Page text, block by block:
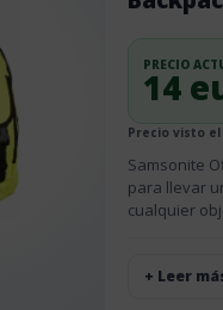
PRECIO
14
Precio visto
Samsonite
para llevar
cualquier
+ Leer